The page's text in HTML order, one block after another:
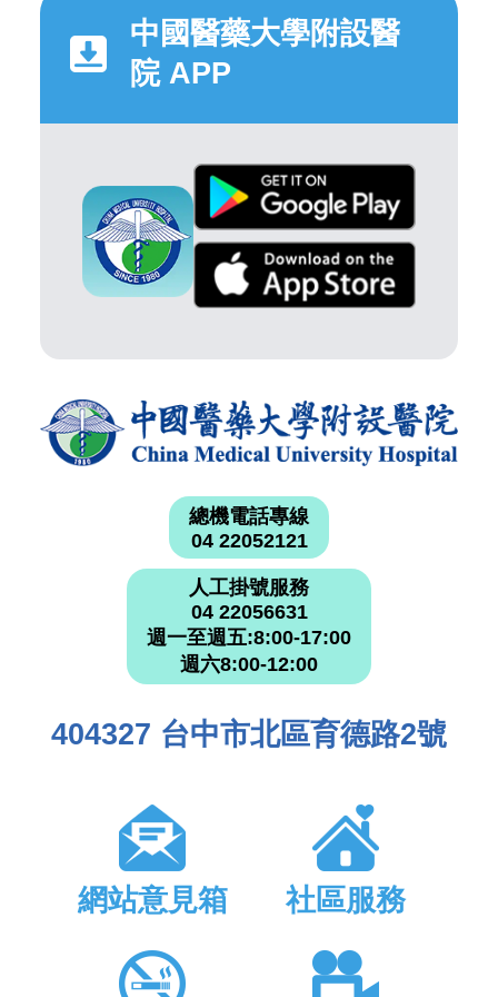
中國醫藥大學附設醫
院 APP
總機電話專線
04 22052121
人工掛號服務
04 22056631
週一至週五:8:00-17:00
週六8:00-12:00
404327 台中市北區育德路2號
網站意見箱 社區服務